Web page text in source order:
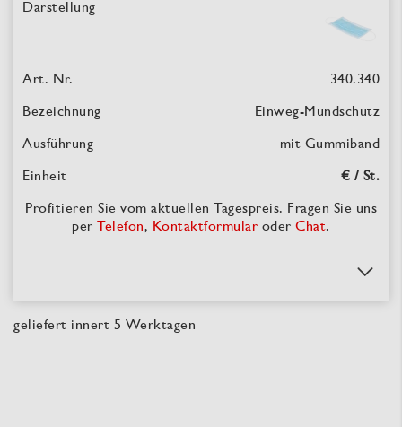
340.340
Einweg-Mundschutz
mit Gummiband
€ / St.
Profitieren Sie vom aktuellen Tagespreis. Fragen Sie uns
perTelefon, Kontaktformular oderChat.
geliefert innert 5 Werktagen